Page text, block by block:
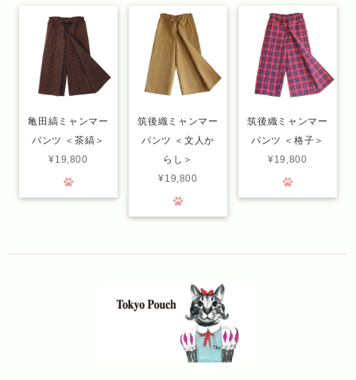
亀田縞ミャンマー
パンツ ＜茶縞＞
¥19,800
筑後織ミャンマー
パンツ ＜文人か
らし＞
¥19,800
筑後織ミャンマー
パンツ ＜格子＞
¥19,800